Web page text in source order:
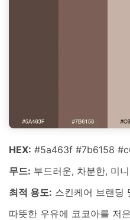
HEX: #5a463f #7b6158
무드: 부드러운, 차분한, 미
최적 용도: 스킨케어 브랜딩
따뜻한 우유에 코코아를 저